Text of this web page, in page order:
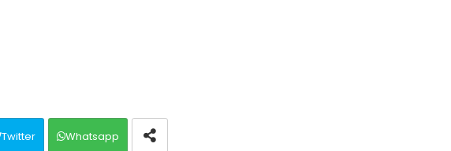
Twitter Whatsapp